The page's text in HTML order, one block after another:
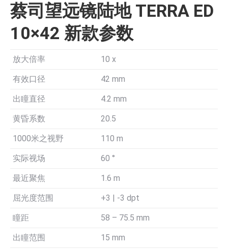
蔡司望远镜陆地 TERRA ED
10×42 新款参数
放大倍率 10 x
有效口径 42 mm
出瞳直径 4.2 mm
黄昏系数 20.5
1000米之视野 110 m
实际视场 60 °
最近聚焦 1.6 m
屈光度范围 +3 | -3 dpt
瞳距 58 – 75.5 mm
出瞳范围 15 mm